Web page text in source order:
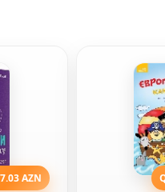
AZN